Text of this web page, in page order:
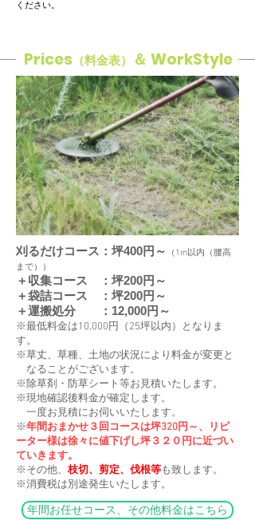
Prices （料金表） ＆ WorkStyle
刈るだけコース：坪400円～
（1m以内（腰高
まで））
＋収集コース ：坪200円～
＋袋詰コース ：坪200円～
＋運搬処分 ：12,000円～
※最低料金は10,000円（25坪以内）となりま
す。
※草丈、草種、土地の状況により料金が変更と
なることがございます。
​※除草剤・防草シート等お見積いたします。
※現地確認後料金が確定します。
一度お見積にお伺いいたします。
※年間おまかせ３回コースは坪320円～、リピ
ーター様は徐々に値下げし坪３２０円に近づい
ていきます。
​※その他、 枝切、剪定、伐根等も致します。
​※消費税は別途発生いたします。
ください。
年間お任せコース、その他料金はこちら